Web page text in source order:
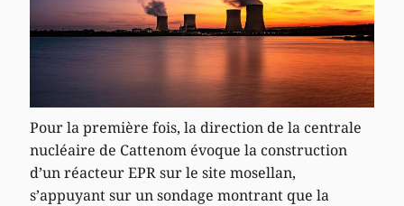
Pour la première fois, la direction de la centrale
nucléaire de Cattenom évoque la construction
d’un réacteur EPR sur le site mosellan,
s’appuyant sur un sondage montrant que la